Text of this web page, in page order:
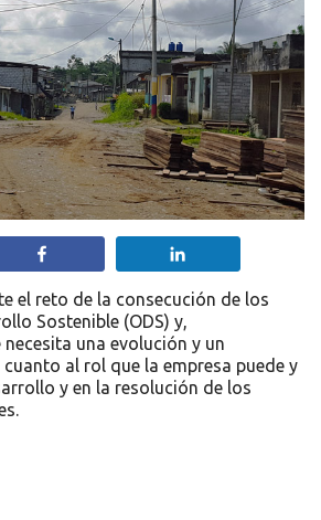
el reto de la consecución de los
Sostenible (ODS) y,
una evolución y un
al rol que la empresa puede y
y en la resolución de los